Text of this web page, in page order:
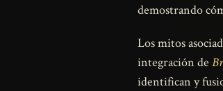
demostrando
Los mitos
integración de
identifican y